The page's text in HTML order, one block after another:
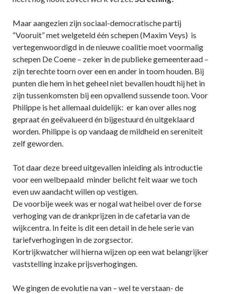
Maar aangezien zijn sociaal-democratische partij
“Vooruit” met welgeteld één schepen (Maxim Veys) is
vertegenwoordigd in de nieuwe coalitie moet voormalig
schepen De Coene – zeker in de publieke gemeenteraad –
zijn terechte toorn over een en ander in toom houden. Bij
punten die hem in het geheel niet bevallen houdt hij het in
zijn tussenkomsten bij een opvallend sussende toon. Voor
Philippe is het allemaal duidelijk: er kan over alles nog
gepraat én geëvalueerd én bijgestuurd én uitgeklaard
worden. Philippe is op vandaag de mildheid en sereniteit
zelf geworden.
Tot daar deze breed uitgevallen inleiding als introductie
voor een welbepaald minder belicht feit waar we toch
even uw aandacht willen op vestigen.
De voorbije week was er nogal wat heibel over de forse
verhoging van de drankprijzen in de cafetaria van de
wijkcentra. In feite is dit een detail in de hele serie van
tariefverhogingen in de zorgsector.
Kortrijkwatcher wil hierna wijzen op een wat belangrijker
vaststelling inzake prijsverhogingen.
We gingen de evolutie na van – wel te verstaan- de